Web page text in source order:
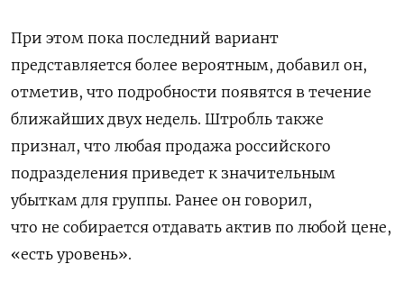
При этом пока последний вариант
представляется более вероятным, добавил он,
отметив, что подробности появятся в течение
ближайших двух недель. Штробль также
признал, что любая продажа российского
подразделения приведет к значительным
убыткам для группы. Ранее он говорил,
что не собирается отдавать актив по любой цене,
«есть уровень».